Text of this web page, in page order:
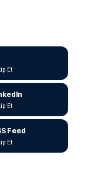
Et
Et
Feed
Et